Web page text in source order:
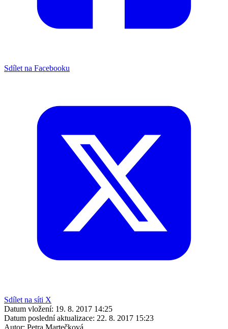
Sdílet na Facebooku
Sdílet na síti X
Datum vložení: 19. 8. 2017 14:25
Datum poslední aktualizace: 22. 8. 2017 15:23
Autor: Petra Martečková